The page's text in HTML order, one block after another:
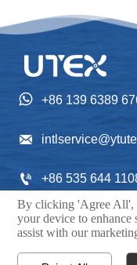
 +86 139 6389

 +86 535 644
Gangchengxi
City, Shandong
By clicking 'Agree All',
your device to enhance
assist with our